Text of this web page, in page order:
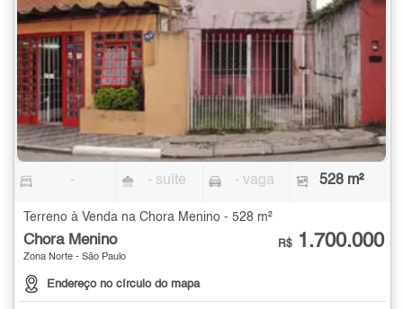
- - suíte - vaga 528 m²
Terreno à Venda na Chora Menino - 528 m²
Chora Menino
Zona Norte - São Paulo
Endereço no círculo do mapa
R$ 1.700.000